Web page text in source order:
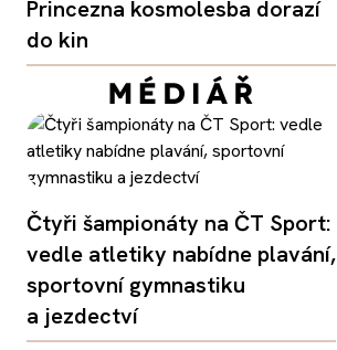
Princezna kosmolesba dorazí
do kin
Čtyři šampionáty na ČT Sport:
vedle atletiky nabídne plavání,
sportovní gymnastiku
a jezdectví